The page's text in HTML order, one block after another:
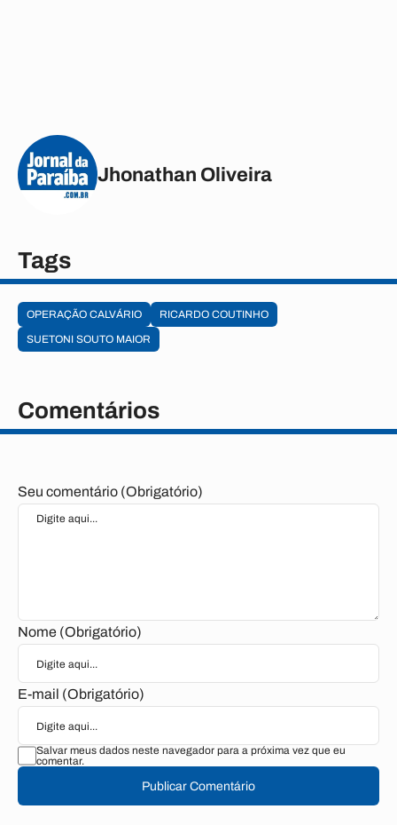
Jhonathan Oliveira
Tags
OPERAÇÃO CALVÁRIO
RICARDO COUTINHO
SUETONI SOUTO MAIOR
Comentários
Seu comentário (Obrigatório)
Nome (Obrigatório)
E-mail (Obrigatório)
Salvar meus dados neste navegador para a próxima vez que eu
comentar.
Publicar Comentário